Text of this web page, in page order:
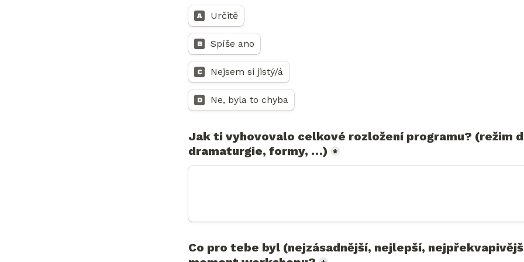
A Určitě
B Spíše ano
C Nejsem si jistý/á
D Ne, byla to chyba
Jak ti vyhovovalo celkové rozložení programu? (režim
dramaturgie, formy, …)
*
Co pro tebe byl (nejzásadnější, nejlepší,